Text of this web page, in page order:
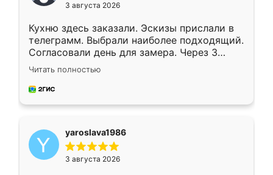
3 августа 2026
Кухню здесь заказали. Эскизы прислали в
телеграмм. Выбрали наиболее подходящий.
Согласовали день для замера. Через 3
недели кухня была уже готова. Остались
довольны работой. Спасибо Ренессанс
мебель за качественную работу!
Читать полностью
yaroslava1986
3 августа 2026